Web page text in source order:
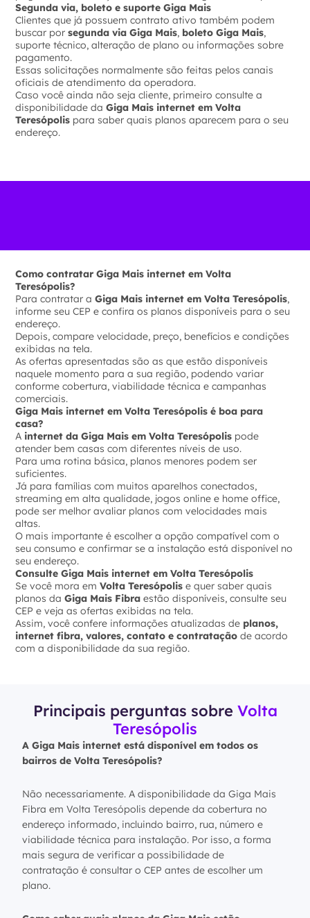
Segunda via, boleto e suporte Giga Mais
Clientes que já possuem contrato ativo também podem
buscar porsegunda via Giga Mais, boleto Giga Mais,
suporte técnico, alteração de plano ou informações sobre
pagamento.
Essas solicitações normalmente são feitas pelos canais
oficiais de atendimento da operadora.
Caso você ainda não seja cliente, primeiro consulte a
disponibilidade daGiga Mais internet em Volta
Teresópolis para saber quais planos aparecem para o seu
endereço.
Como contratar Giga Mais internet em Volta
Teresópolis?
Para contratar aGiga Mais internet em Volta Teresópolis,
informe seu CEP e confira os planos disponíveis para o seu
endereço.
Depois, compare velocidade, preço, benefícios e condições
exibidas na tela.
As ofertas apresentadas são as que estão disponíveis
naquele momento para a sua região, podendo variar
conforme cobertura, viabilidade técnica e campanhas
comerciais.
Giga Mais internet em Volta Teresópolis é boa para
casa?
A internet da Giga Mais em Volta Teresópolis pode
atender bem casas com diferentes níveis de uso.
Para uma rotina básica, planos menores podem ser
suficientes.
Já para famílias com muitos aparelhos conectados,
streaming em alta qualidade, jogos online e home office,
pode ser melhor avaliar planos com velocidades mais
altas.
O mais importante é escolher a opção compatível com o
seu consumo e confirmar se a instalação está disponível no
seu endereço.
Consulte Giga Mais internet em Volta Teresópolis
Se você mora emVolta Teresópolis e quer saber quais
planos daGiga Mais Fibra estão disponíveis, consulte seu
CEP e veja as ofertas exibidas na tela.
Assim, você confere informações atualizadas de planos,
internet fibra, valores, contato e contratação de acordo
com a disponibilidade da sua região.
Principais perguntas sobre Volta
Teresópolis
A Giga Mais internet está disponível em todos os
bairros de Volta Teresópolis?
Não necessariamente. A disponibilidade da Giga Mais
Fibra em Volta Teresópolis depende da cobertura no
endereço informado, incluindo bairro, rua, número e
viabilidade técnica para instalação. Por isso, a forma
mais segura de verificar a possibilidade de
contratação é consultar o CEP antes de escolher um
plano.